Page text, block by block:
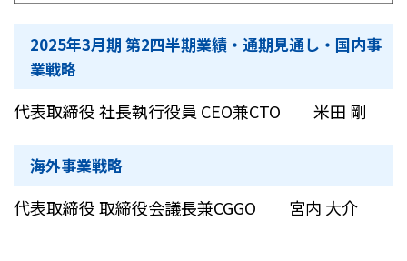
2025年3月期 第2四半期業績・通期見通し・国内事
業戦略
代表取締役 社長執行役員 CEO兼CTO 米田 剛
海外事業戦略
代表取締役 取締役会議長兼CGGO 宮内 大介